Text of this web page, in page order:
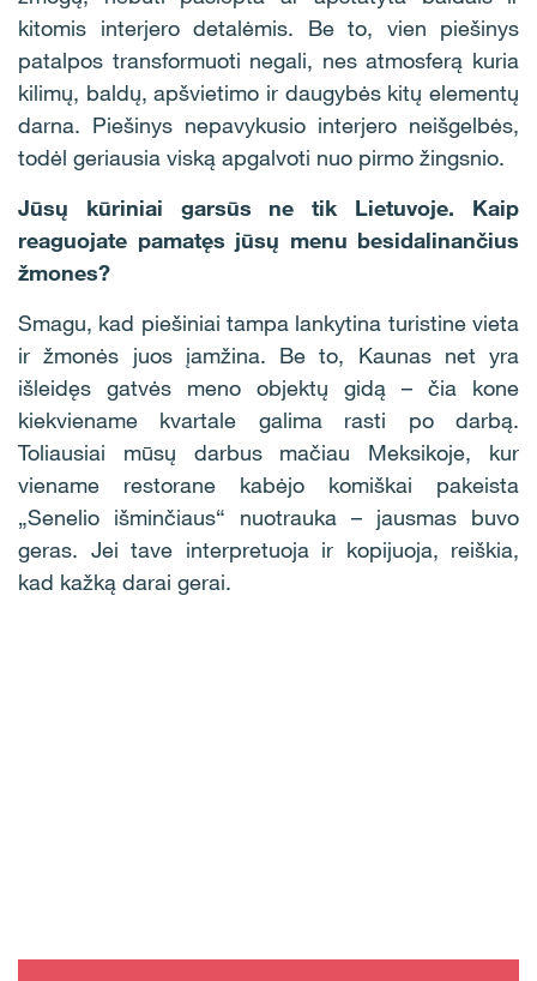
kitomis interjero detalėmis. Be to, vien piešinys
patalpos transformuoti negali, nes atmosferą kuria
kilimų, baldų, apšvietimo ir daugybės kitų elementų
darna. Piešinys nepavykusio interjero neišgelbės,
todėl geriausia viską apgalvoti nuo pirmo žingsnio.
Jūsų kūriniai garsūs ne tik Lietuvoje. Kaip
reaguojate pamatęs jūsų menu besidalinančius
žmones?
Smagu, kad piešiniai tampa lankytina turistine vieta
ir žmonės juos įamžina. Be to, Kaunas net yra
išleidęs gatvės meno objektų gidą – čia kone
kiekviename kvartale galima rasti po darbą.
Toliausiai mūsų darbus mačiau Meksikoje, kur
viename restorane kabėjo komiškai pakeista
„Senelio išminčiaus“ nuotrauka – jausmas buvo
geras. Jei tave interpretuoja ir kopijuoja, reiškia,
kad kažką darai gerai.